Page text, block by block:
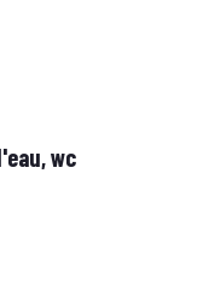
wc